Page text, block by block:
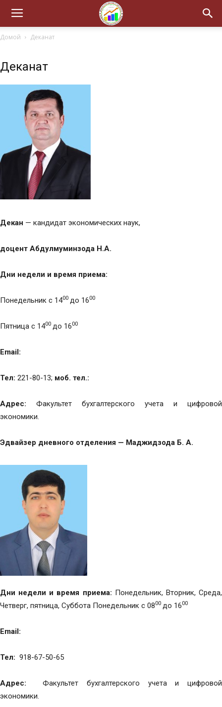
Домой Деканат
Деканат
Декан — кандидат экономических наук,
доцент Абдулмуминзода Н.А.
Дни недели и время приема:
Понедельник с 1400 до 1600
Пятница с 1400 до 1600
Email:
Тел: 221-80-13; моб. тел.:
Адрес: Факультет бухгалтерского учета и цифровой
экономики.
Эдвайзер дневного отделения — Маджидзода Б. А.
Дни недели и время приема: Понедельник, Вторник, Среда,
Четверг, пятница, Суббота Понедельник с 0800 до 1600
Email:
Тел: 918-67-50-65
Адрес: Факультет бухгалтерского учета и цифровой
экономики.